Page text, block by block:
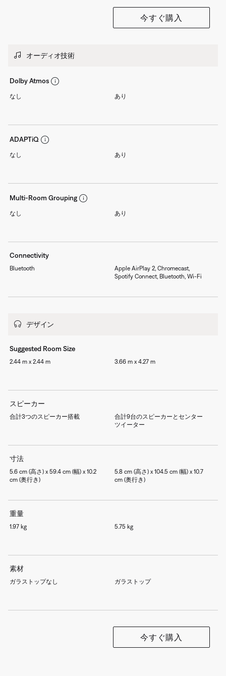
オーディオ技術
Dolby Atmos
なし
ADAPTiQ
なし
Multi-Room Grouping
なし
Connectivity
Bluetooth
デザイン
Suggested Room Size
2.44 m x 2.44 m
スピーカー
合計3つのスピーカー搭載
寸法
5.6 cm (高さ) x 59.4 cm (幅) x 10.2
cm (奥行き)
重量
1.97 kg
素材
ガラストップなし
今すぐ購入
あり
あり
あり
Apple AirPlay 2, Chromecast,
Spotify Connect, Bluetooth, Wi-Fi
3.66 m x 4.27 m
合計9台のスピーカーとセンター
ツイーター
5.8 cm (高さ) x 104.5 cm (幅) x 10.7
cm (奥行き)
5.75 kg
ガラストップ
今すぐ購入